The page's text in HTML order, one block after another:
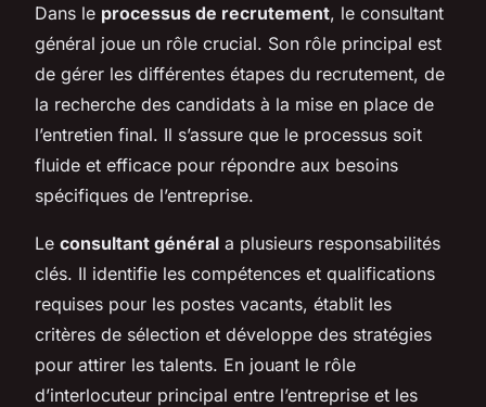
Dans le processus de recrutement, le consultant
général joue un rôle crucial. Son rôle principal est
de gérer les différentes étapes du recrutement, de
la recherche des candidats à la mise en place de
l’entretien final. Il s’assure que le processus soit
fluide et efficace pour répondre aux besoins
spécifiques de l’entreprise.
Le consultant général a plusieurs responsabilités
clés. Il identifie les compétences et qualifications
requises pour les postes vacants, établit les
critères de sélection et développe des stratégies
pour attirer les talents. En jouant le rôle
d’interlocuteur principal entre l’entreprise et les